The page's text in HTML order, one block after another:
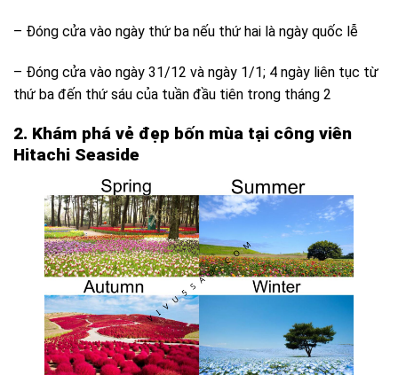
– Đóng cửa vào ngày thứ ba nếu thứ hai là ngày quốc lễ
– Đóng cửa vào ngày 31/12 và ngày 1/1; 4 ngày liên tục từ
thứ ba đến thứ sáu của tuần đầu tiên trong tháng 2
2. Khám phá vẻ đẹp bốn mùa tại công viên
Hitachi Seaside